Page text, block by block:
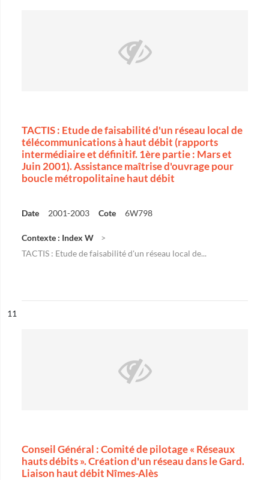
TACTIS : Etude de faisabilité d'un réseau local de
télécommunications à haut débit (rapports
intermédiaire et définitif. 1ère partie : Mars et
Juin 2001). Assistance maîtrise d'ouvrage pour
boucle métropolitaine haut débit
Date 2001-2003 Cote 6W798
Contexte : Index W
TACTIS : Etude de faisabilité d'un réseau local de...
n°
11
Conseil Général : Comité de pilotage « Réseaux
hauts débits ». Création d'un réseau dans le Gard.
Liaison haut débit Nîmes-Alès